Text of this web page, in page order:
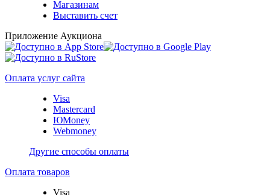
Магазинам
Выставить счет
Приложение Аукциона
Оплата услуг сайта
Visa
Mastercard
ЮMoney
Webmoney
Другие способы оплаты
Оплата товаров
Visa